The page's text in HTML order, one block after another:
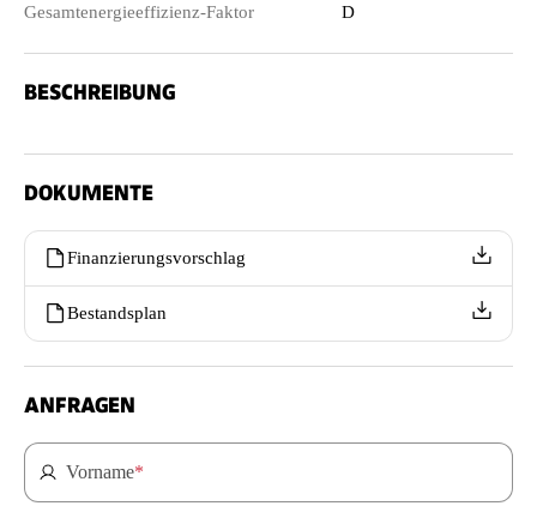
Gesamtenergieeffizienz-Faktor
D
BESCHREIBUNG
DOKUMENTE
Finanzierungsvorschlag
Bestandsplan
ANFRAGEN
Vorname*